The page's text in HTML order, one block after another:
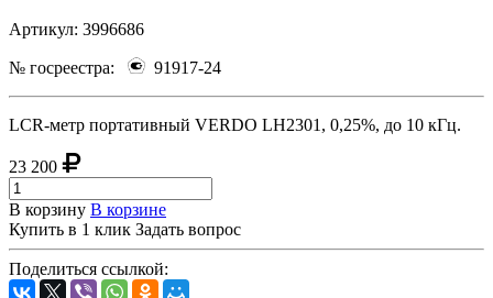
Артикул: 3996686
№ госреестра: 91917-24
LCR-метр портативный VERDO LH2301, 0,25%, до 10 кГц.
23 200
В корзину В корзине
Купить в 1 клик Задать вопрос
Поделиться ссылкой: